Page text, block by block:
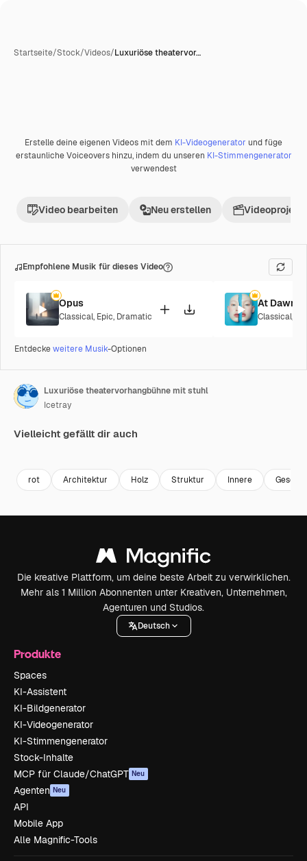
Startseite/Stock/Videos/Luxuriöse theatervor…
Premium
Erstelle deine eigenen Videos mit dem KI-Videogenerator und füge
erstaunliche Voiceovers hinzu, indem du unseren KI-Stimmengenerator
verwendest
Video bearbeiten Neu erstellen Videoprojekt
Empfohlene Musik für dieses Video
Opus
Classical, Epic, Dramatic
At Dawn
Classical,
Entdeckeweitere Musik-Optionen
Luxuriöse theatervorhangbühne mit stuhl
Icetray
Vielleicht gefällt dir auch
rot Architektur Holz Struktur Innere
Die kreative Plattform, um deine beste Arbeit zu verwirklichen.
Mehr als 1 Million Abonnenten unter Kreativen, Unternehmen,
Agenturen und Studios.
Deutsch
Produkte
Spaces
KI-Assistent
KI-Bildgenerator
KI-Videogenerator
KI-Stimmengenerator
Stock-Inhalte
MCP für Claude/ChatGPT Neu
Agenten Neu
API
Mobile App
Alle Magnific-Tools